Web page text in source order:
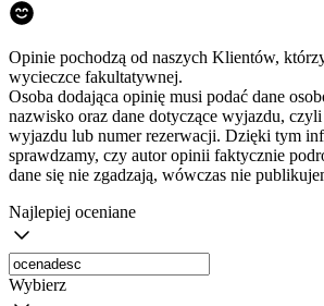
Opinie pochodzą od naszych Klientów,
wycieczce fakultatywnej.
Osoba dodająca opinię musi podać dane
nazwisko oraz dane dotyczące wyjazdu,
wyjazdu lub numer rezerwacji. Dzięki tym
sprawdzamy, czy autor opinii faktycznie
dane się nie zgadzają, wówczas nie
Najlepiej oceniane
Wybierz